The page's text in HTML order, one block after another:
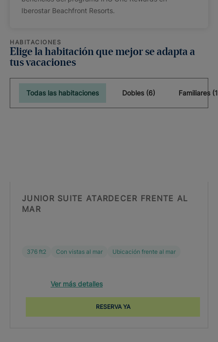
Iberostar Beachfront Resorts.
HABITACIONES
Elige la habitación que mejor se adapta a
tus vacaciones
Todas las habitaciones Dobles (6) Familiares
JUNIOR SUITE ATARDECER FRENTE AL
MAR
376 ft2 Con vistas al mar Ubicación frente al mar
Ver más detalles
RESERVA YA